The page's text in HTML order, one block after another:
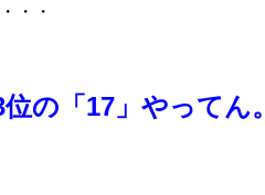
・・
の「17」やってん。